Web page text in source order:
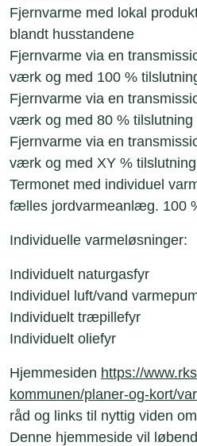
Fjernvarme med lokal
blandt husstandene
Fjernvarme via en
værk og med 100 %
Fjernvarme via en
værk og med 80 % tilslutning
Fjernvarme via en
værk og med XY % tilslutning
Termonet med individuel
fælles jordvarmeanlæg. 100
Individuelle varmeløsninger:
Individuelt naturgasfyr
Individuel luft/vand
Individuelt træpillefyr
Individuelt oliefyr
Hjemmesiden https://
kommunen/planer-og-kort/
råd og links til nyttig viden
Denne hjemmeside vil